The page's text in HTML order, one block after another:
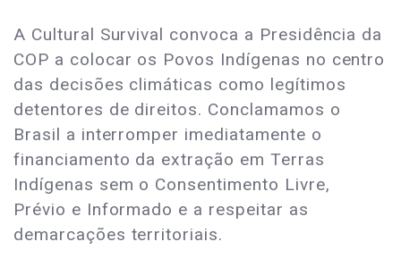
A Cultural Survival convoca a Presidência da
COP a colocar os Povos Indígenas no centro
das decisões climáticas como legítimos
detentores de direitos. Conclamamos o
Brasil a interromper imediatamente o
financiamento da extração em Terras
Indígenas sem o Consentimento Livre,
Prévio e Informado e a respeitar as
demarcações territoriais.